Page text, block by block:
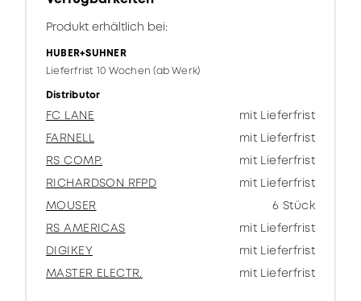
Produkt erhältlich bei:
HUBER+SUHNER
Lieferfrist 10 Wochen (ab Werk)
Distributor
FC LANE
mit Lieferfrist
FARNELL
mit Lieferfrist
RS COMP.
mit Lieferfrist
RICHARDSON RFPD
mit Lieferfrist
MOUSER
6 Stück
RS AMERICAS
mit Lieferfrist
DIGIKEY
mit Lieferfrist
MASTER ELECTR.
mit Lieferfrist